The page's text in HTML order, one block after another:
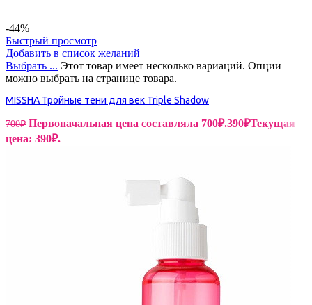
-44%
Быстрый просмотр
Добавить в список желаний
Выбрать ... Этот товар имеет несколько вариаций. Опции
можно выбрать на странице товара.
MISSHA Тройные тени для век Triple Shadow
700₽ Первоначальная цена составляла 700₽.390₽Текущая
цена: 390₽.